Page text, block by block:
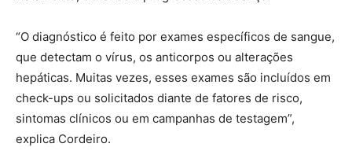
“O diagnóstico é feito por exames específicos de sangue,
que detectam o vírus, os anticorpos ou alterações
hepáticas. Muitas vezes, esses exames são incluídos em
check-ups ou solicitados diante de fatores de risco,
sintomas clínicos ou em campanhas de testagem”,
explica Cordeiro.